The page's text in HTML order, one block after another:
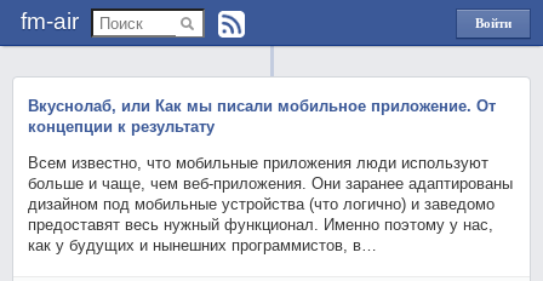
fm-air
Войти
через
Вкуснолаб, или Как мы писали мобильное приложение. От
концепции к результату
Всем известно, что мобильные приложения люди используют
больше и чаще, чем веб-приложения. Они заранее адаптированы
дизайном под мобильные устройства (что логично) и заведомо
предоставят весь нужный функционал. Именно поэтому у нас,
как у будущих и нынешних программистов, в…